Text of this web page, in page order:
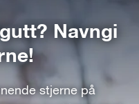
Navngi
stjerne på